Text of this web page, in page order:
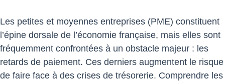
Les petites et moyennes entreprises (PME) constituent
l’épine dorsale de l’économie française, mais elles sont
fréquemment confrontées à un obstacle majeur : les
retards de paiement. Ces derniers augmentent le risque
de faire face à des crises de trésorerie. Comprendre les